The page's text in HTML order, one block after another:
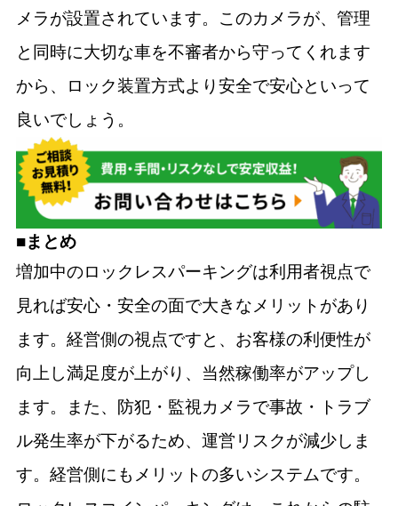
メラが設置されています。このカメラが、管理
と同時に大切な車を不審者から守ってくれます
から、ロック装置方式より安全で安心といって
良いでしょう。
■まとめ
増加中のロックレスパーキングは利用者視点で
見れば安心・安全の面で大きなメリットがあり
ます。経営側の視点ですと、お客様の利便性が
向上し満足度が上がり、当然稼働率がアップし
ます。また、防犯・監視カメラで事故・トラブ
ル発生率が下がるため、運営リスクが減少しま
す。経営側にもメリットの多いシステムです。